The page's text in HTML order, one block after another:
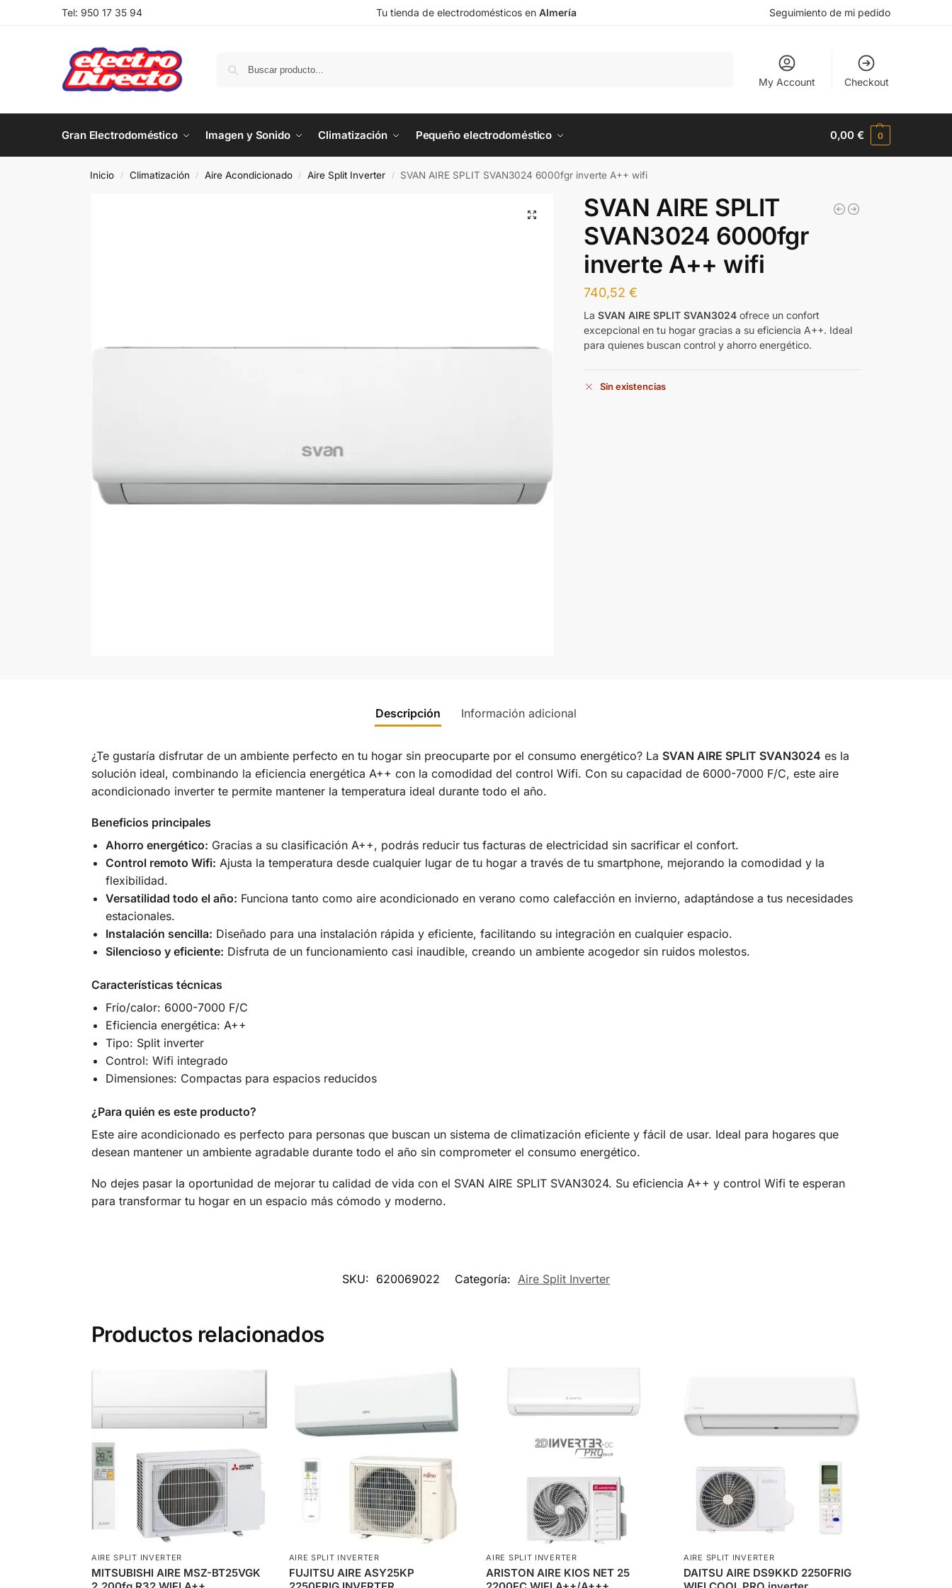
Tel: 950 17 35 94 Tu tienda de electrodomésticos en Almería Seguimiento de mi pedido
My Account Checkout
Gran Electrodoméstico Imagen y Sonido Climatización Pequeño electrodoméstico 0,00€ 0
Inicio / Climatización / Aire Acondicionado / Aire Split Inverter / SVAN AIRE SPLIT SVAN3024 6000fgr inverte A++ wifi
SVAN AIRE SPLIT
SVAN3024 6000fgr
inverte A++ wifi
740,52€
LaSVAN AIRE SPLIT SVAN3024 ofrece un confort
excepcional en tu hogar gracias a su eficiencia A++. Ideal
para quienes buscan control y ahorro energético.
Sin existencias
Descripción Información adicional
¿Te gustaría disfrutar de un ambiente perfecto en tu hogar sin preocuparte por el consumo energético? La SVAN AIRE SPLIT SVAN3024 es la
solución ideal, combinando la eficiencia energética A++ con la comodidad del control Wifi. Con su capacidad de 6000-7000 F/C, este aire
acondicionado inverter te permite mantener la temperatura ideal durante todo el año.
Beneficios principales
Ahorro energético: Gracias a su clasificación A++, podrás reducir tus facturas de electricidad sin sacrificar el confort.
Control remoto Wifi: Ajusta la temperatura desde cualquier lugar de tu hogar a través de tu smartphone, mejorando la comodidad y la
flexibilidad.
Versatilidad todo el año: Funciona tanto como aire acondicionado en verano como calefacción en invierno, adaptándose a tus necesidades
estacionales.
Instalación sencilla: Diseñado para una instalación rápida y eficiente, facilitando su integración en cualquier espacio.
Silencioso y eficiente: Disfruta de un funcionamiento casi inaudible, creando un ambiente acogedor sin ruidos molestos.
Características técnicas
Frío/calor: 6000-7000 F/C
Eficiencia energética: A++
Tipo: Split inverter
Control: Wifi integrado
Dimensiones: Compactas para espacios reducidos
¿Para quién es este producto?
Este aire acondicionado es perfecto para personas que buscan un sistema de climatización eficiente y fácil de usar. Ideal para hogares que
desean mantener un ambiente agradable durante todo el año sin comprometer el consumo energético.
No dejes pasar la oportunidad de mejorar tu calidad de vida con el SVAN AIRE SPLIT SVAN3024. Su eficiencia A++ y control Wifi te esperan
para transformar tu hogar en un espacio más cómodo y moderno.
SKU: 620069022 Categoría: Aire Split Inverter
Productos relacionados
AIRE SPLIT INVERTER
MITSUBISHI AIRE MSZ-BT25VGK
AIRE SPLIT INVERTER
FUJITSU AIRE ASY25KP
AIRE SPLIT INVERTER
ARISTON AIRE KIOS NET 25
AIRE SPLIT INVERTER
DAITSU AIRE DS9KKD 2250FRIG